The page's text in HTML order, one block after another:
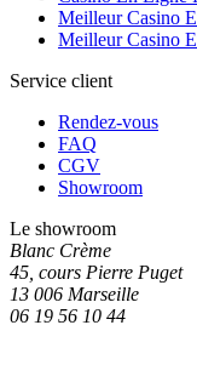
Meilleur Casino
Meilleur Casino
Service client
Rendez-vous
FAQ
CGV
Showroom
Le showroom
Blanc Crème
45, cours Pierre Puget
13 006 Marseille
06 19 56 10 44